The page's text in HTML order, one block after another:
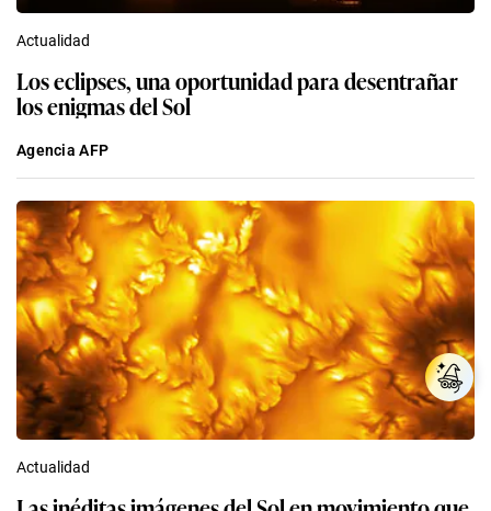
Actualidad
Los eclipses, una oportunidad para desentrañar
los enigmas del Sol
Agencia AFP
Actualidad